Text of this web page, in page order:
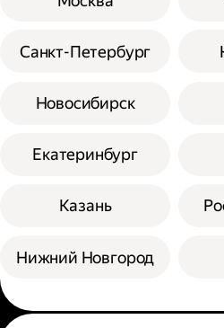
Санкт-Петербург
Новосибирск
Екатеринбург
Казань
Нижний Новгород